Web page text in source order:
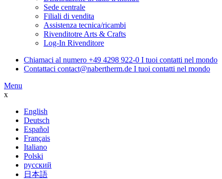
Sede centrale
Filiali di vendita
Assistenza tecnica/ricambi
Rivenditotre Arts & Crafts
Log-In Rivenditore
Chiamaci al numero +49 4298 922-0 I tuoi contatti nel mondo
Contattaci contact@nabertherm.de I tuoi contatti nel mondo
Menu
x
English
Deutsch
Español
Français
Italiano
Polski
русский
日本語